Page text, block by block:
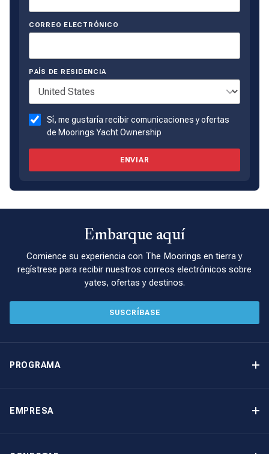
CORREO ELECTRÓNICO
PAÍS DE RESIDENCIA
Sí, me gustaría recibir comunicaciones y ofertas
de Moorings Yacht Ownership
ENVIAR
Embarque aquí
Comience su experiencia con The Moorings en tierra y
regístrese para recibir nuestros correos electrónicos sobre
yates, ofertas y destinos.
SUSCRÍBASE
PROGRAMA
EMPRESA